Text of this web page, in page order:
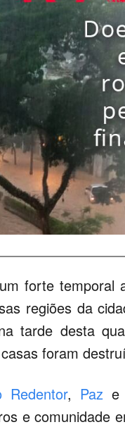
forte temporal
regiões da
tarde desta
foram
Redentor, Paze
e comunidade